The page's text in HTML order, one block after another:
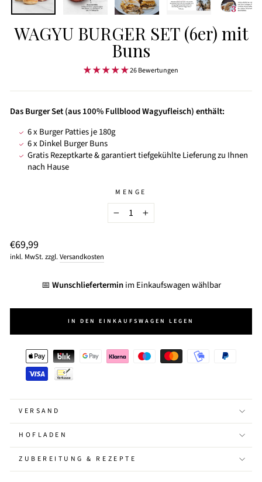
WAGYU BURGER SET (6er) mit
Buns
26 Bewertungen
Das Burger Set (aus 100% Fullblood Wagyufleisch) enthält:
6 x Burger Patties je 180g
6 x Dinkel Burger Buns
Gratis Rezeptkarte & garantiert tiefgekühlte Lieferung zu Ihnen
nach Hause
MENGE
+
Normaler
Preis
€69,99
inkl. MwSt. zzgl.Versandkosten
📅 Wunschlieferterminim Einkaufswagen wählbar
IN DEN EINKAUFSWAGEN LEGEN
VERSAND
HOFLADEN
ZUBEREITUNG & REZEPTE